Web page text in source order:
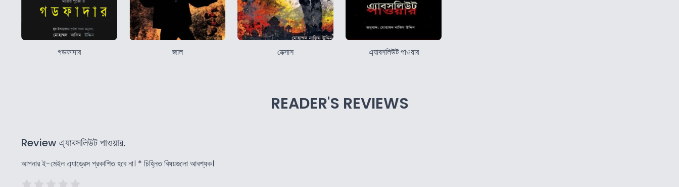
গডফাদার জাল নেক্সাস এ্যাবসলিউট পাওয়ার
READER'S REVIEWS
Review এ্যাবসলিউট পাওয়ার.
আপনার ই-মেইল এ্যাড্রেস প্রকাশিত হবে না। * চিহ্নিত বিষয়গুলো আবশ্যক।